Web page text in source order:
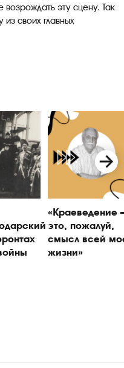
эту сцену. Так
своих главных
«Краеведение
это, пожалуй,
смысл всей
жизни»